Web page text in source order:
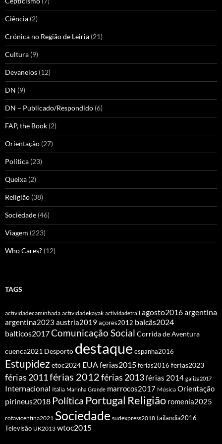
Ciência (2)
Crónica no Região de Leiria (21)
Cultura (9)
Devaneios (12)
DN (9)
DN – Publicado/Respondido (6)
FAP, the Book (2)
Orientação (27)
Política (23)
Queixa (2)
Religião (38)
Sociedade (46)
Viagem (223)
Who Cares? (12)
TAGS
actividadecaminhada actividadekayak actividadetrail agosto2016argentina
argentina2023 austria2019 açores2012 balcãs2024
balticos2017Comunicação Social Corrida de Aventura
cuenca2021 Desporto destaque espanha2016
Estupidez etoc2024 EUAferias2015ferias2016 ferias2023
férias 2011férias 2012férias 2013férias 2014 galiza2017
Internacional Itália Marinha Grande marrocos2017 Música Orientação
pirineus2018 Política Portugal Religião romenia2025
rotavicentina2021 Sociedade sudexpress2018 tailandia2016
Televisão UK2013 wtoc2015